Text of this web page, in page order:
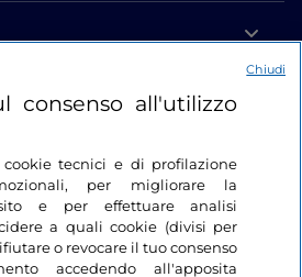
consenso all'utilizzo
tecnici e di profilazione
per migliorare la
e per effettuare analisi
a quali cookie (divisi per
o revocare il tuo consenso
accedendo all'apposita
Chiudi